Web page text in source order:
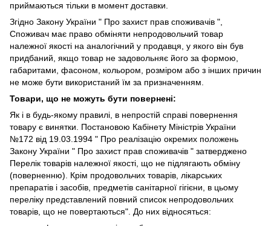
приймаються тільки в момент доставки.
Згідно Закону України " Про захист прав споживачів ",
Споживач має право обміняти непродовольчий товар
належної якості на аналогічний у продавця, у якого він був
придбаний, якщо товар не задовольняє його за формою,
габаритами, фасоном, кольором, розміром або з інших причин
не може бути використаний їм за призначенням.
Товари, що не можуть бути повернені:
Як і в будь-якому правилі, в непростій справі повернення
товару є винятки. Постановою Кабінету Міністрів України
№172 від 19.03.1994 " Про реалізацію окремих положень
Закону України " Про захист прав споживачів " затверджено
Перелік товарів належної якості, що не підлягають обміну
(поверненню). Крім продовольчих товарів, лікарських
препаратів і засобів, предметів санітарної гігієни, в цьому
переліку представлений повний список непродовольчих
товарів, що не повертаються". До них відносяться: